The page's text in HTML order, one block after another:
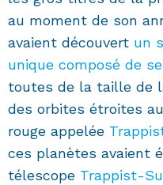
au moment de son
avaient découvert un
unique composé de
toutes de la taille de
des orbites étroites
rouge appelée
ces planètes avaient
télescope Trappist-